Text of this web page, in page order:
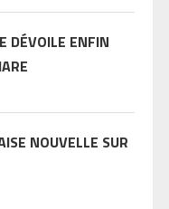
DÉVOILE ENFIN
NOUVELLE SUR